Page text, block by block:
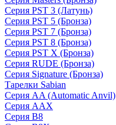
Серия PST 3 (Латунь)
Серия PST 5 (Бронза)
Серия PST 7 (Бронза)
Серия PST 8 (Бронза)
Серия PST X (Бронза)
Серия RUDE (Бронза)
Серия Signature (Бронза)
Тарелки Sabian
Серия AA (Automatic Anvil)
Серия AAX
Серия B8